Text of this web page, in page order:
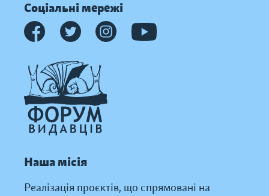
Соціальні мережі
Наша місія
Реалізація проєктів, що спрямовані на